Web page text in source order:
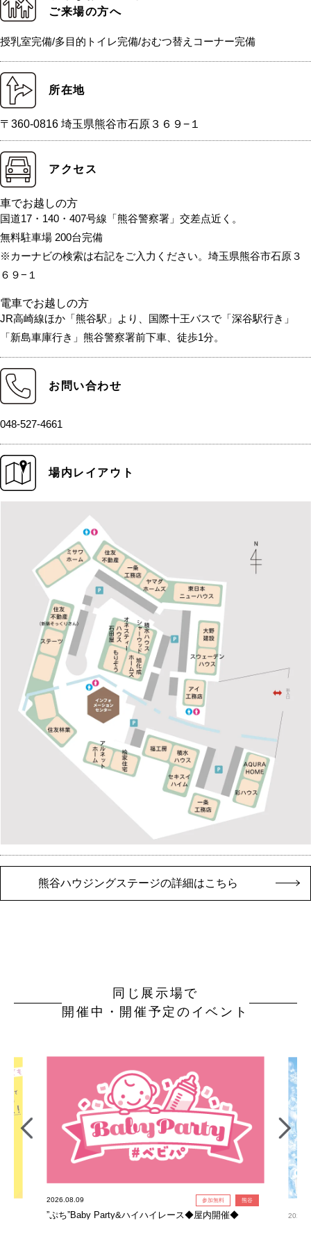
ご来場の方へ
授乳室完備/多目的トイレ完備/おむつ替えコーナー完備
所在地
〒360-0816 埼玉県熊谷市石原３６９−１
アクセス
車でお越しの方
国道17・140・407号線「熊谷警察署」交差点近く。
無料駐車場 200台完備
※カーナビの検索は右記をご入力ください。埼玉県熊谷市石原３
６９−１
電車でお越しの方
JR高崎線ほか「熊谷駅」より、国際十王バスで「深谷駅行き」
「新島車庫行き」熊谷警察署前下車、徒歩1分。
お問い合わせ
048-527-4661
場内レイアウト
熊谷ハウジングステージの詳細はこちら
同じ展示場で
開催中・開催予定のイベント
2026.08.09 参加無料 熊谷
”ぷち”Baby Party&ハイハイレース◆屋内開催◆